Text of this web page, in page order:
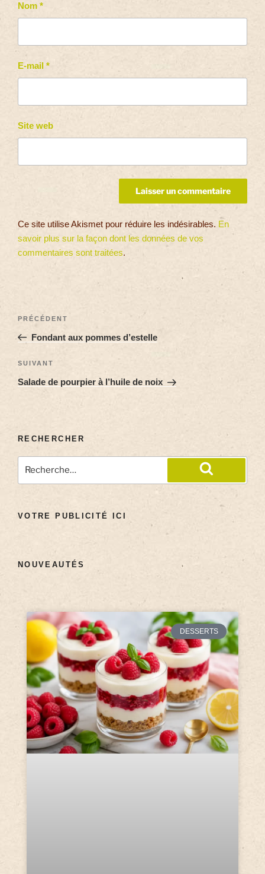
Nom *
E-mail *
Site web
Ce site utilise Akismet pour réduire les indésirables. En
savoir plus sur la façon dont les données de vos
commentaires sont traitées.
PRÉCÉDENT
Fondant aux pommes d’estelle
SUIVANT
Salade de pourpier à l’huile de noix
RECHERCHER
VOTRE PUBLICITÉ ICI
NOUVEAUTÉS
DESSERTS